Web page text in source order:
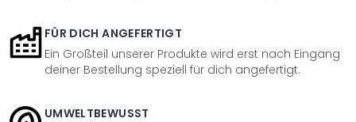
FÜR DICH ANGEFERTIGT
Ein Großteil unserer Produkte wird erst nach Eingang
deiner Bestellung speziell für dich angefertigt.
UMWELTBEWUSST